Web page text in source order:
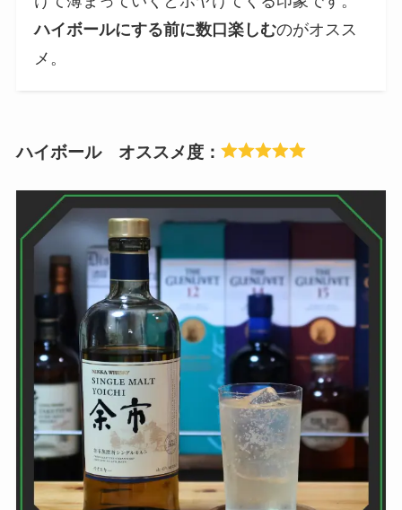
ハイボールにする前に数口楽しむのがオスス
メ。
ハイボール オススメ度：